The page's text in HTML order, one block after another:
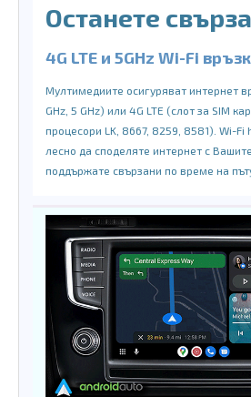
Останете
4G LTE и 5GHz Wi-Fi
Мултимедиите осигуряват интернет
GHz, 5 GHz) или 4G LTE (слот за SIM
процесори LK, 8667, 8259, 8581). Wi-Fi
лесно да споделяте интернет с
поддържате свързани по време на